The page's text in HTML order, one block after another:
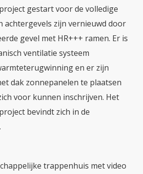
gestart voor de volledige
achtergevels zijn vernieuwd door
gevel met HR+++ ramen. Er is
ventilatie systeem
en er zijn
dak zonnepanelen te plaatsen
voor kunnen inschrijven. Het
bevindt zich in de
trappenhuis met video